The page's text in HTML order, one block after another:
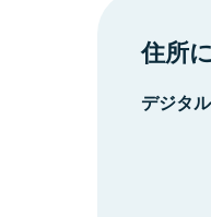
住所
デジタ